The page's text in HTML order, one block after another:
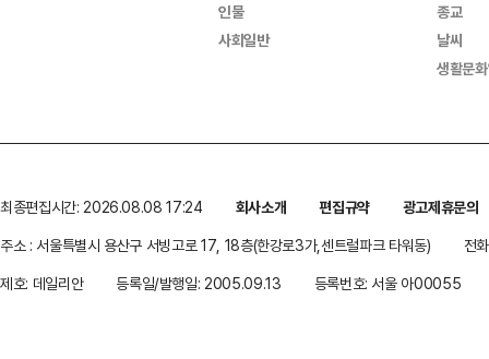
인물
사회일반
종교
날씨
생활문
최종편집시간: 2026.08.08 17:24 회사소개 편집규약
광고제휴문의
주소 : 서울특별시 용산구 서빙고로 17, 18층(한강로3가,센트럴파크 타워동)
전
제호: 데일리안
등록일/발행일: 2005.09.13 등록번호: 서울 아00055